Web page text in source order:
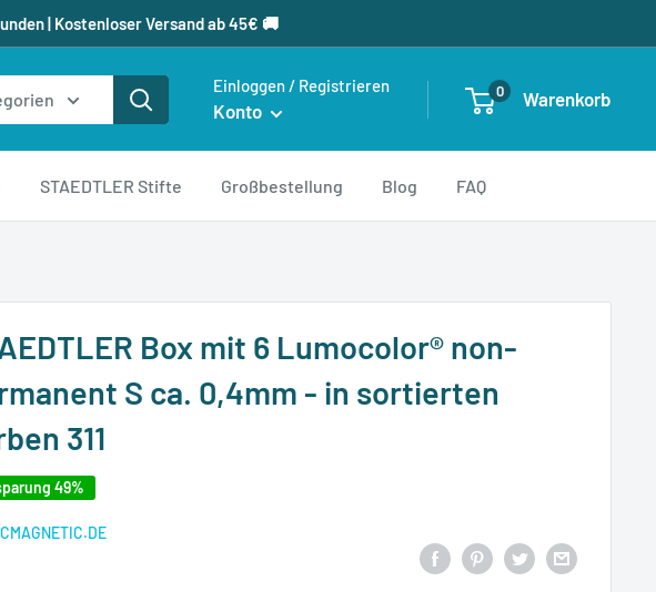
| Kostenloser Versand ab 45€ 🚚
Einloggen / Registrieren
Konto
0 Warenkorb
STAEDTLER Stifte Großbestellung Blog FAQ
Box mit 6 Lumocolor® non-
S ca. 0,4mm - in sortierten
311
49%